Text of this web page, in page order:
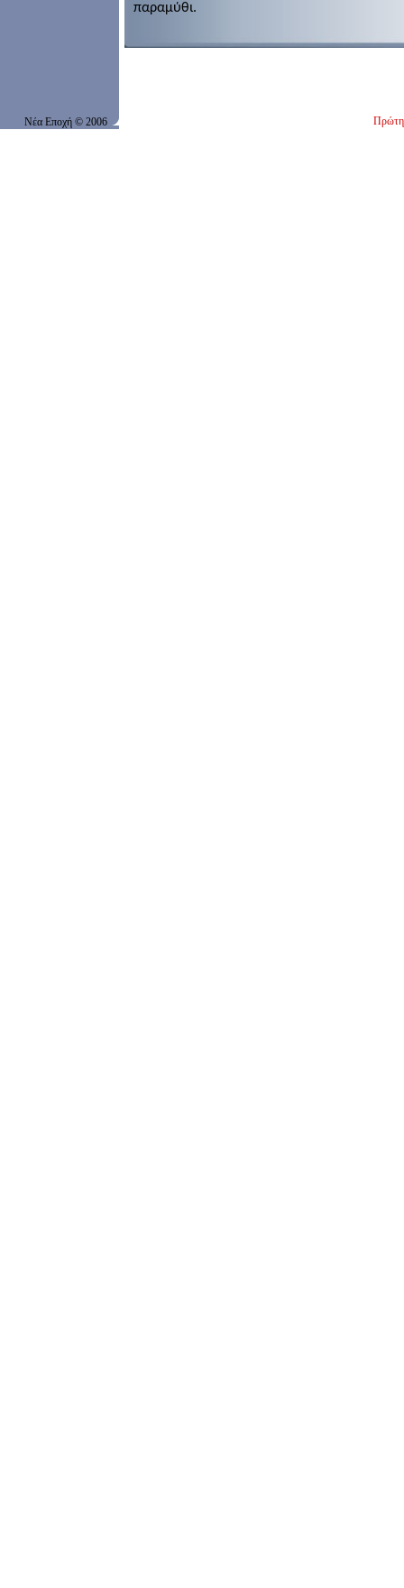
παραμύθι.
Νέα Εποχή © 2006 Πρώτη